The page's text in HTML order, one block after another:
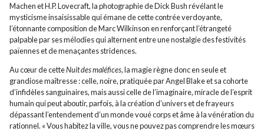
Machen et H.P. Lovecraft, la photographie de Dick Bush révélant le
mysticisme insaisissable qui émane de cette contrée verdoyante,
l’étonnante composition de Marc Wilkinson en renforçant l’étrangeté
palpable par ses mélodies qui alternent entre une nostalgie des festivités
païennes et de menaçantes stridences.
Au cœur de cetteNuit des maléfices, la magie règne donc en seule et
grandiose maîtresse : celle, noire, pratiquée par Angel Blake et sa cohorte
d’infidèles sanguinaires, mais aussi celle de l’imaginaire, miracle de l’esprit
humain qui peut aboutir, parfois, à la création d’univers et de frayeurs
dépassant l’entendement d’un monde voué corps et âme à la vénération du
rationnel. « Vous habitez la ville, vous ne pouvez pas comprendre les mœurs